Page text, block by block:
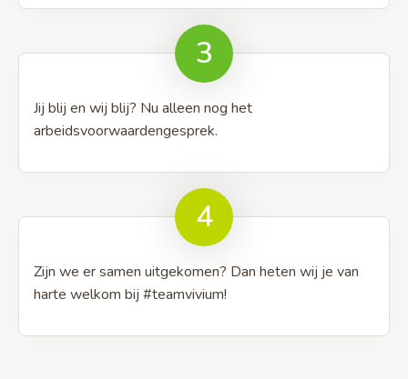
3
Jij blij en wij blij? Nu alleen nog het
arbeidsvoorwaardengesprek.
4
Zijn we er samen uitgekomen? Dan heten wij je van
harte welkom bij #teamvivium!